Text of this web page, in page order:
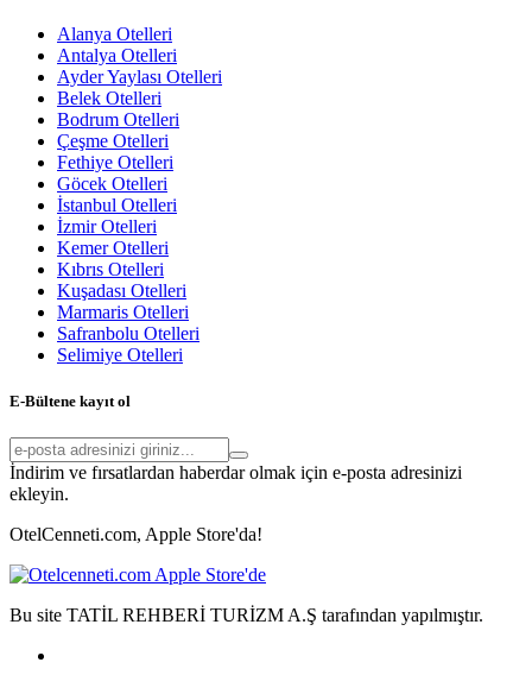
Alanya Otelleri
Antalya Otelleri
Ayder Yaylası Otelleri
Belek Otelleri
Bodrum Otelleri
Çeşme Otelleri
Fethiye Otelleri
Göcek Otelleri
İstanbul Otelleri
İzmir Otelleri
Kemer Otelleri
Kıbrıs Otelleri
Kuşadası Otelleri
Marmaris Otelleri
Safranbolu Otelleri
Selimiye Otelleri
E-Bültene kayıt ol
İndirim ve fırsatlardan haberdar olmak için e-posta adresinizi
ekleyin.
OtelCenneti.com, Apple Store'da!
Bu site TATİL REHBERİ TURİZM A.Ş tarafından yapılmıştır.